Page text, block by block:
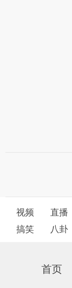
视频 直播
搞笑
八卦
首页